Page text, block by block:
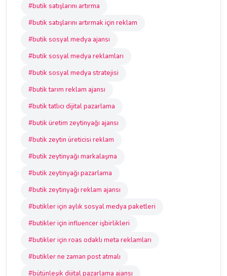
#butik satışlarını artırma
#butik satışlarını artırmak için reklam
#butik sosyal medya ajansı
#butik sosyal medya reklamları
#butik sosyal medya stratejisi
#butik tarım reklam ajansı
#butik tatlıcı dijital pazarlama
#butik üretim zeytinyağı ajansı
#butik zeytin üreticisi reklam
#butik zeytinyağı markalaşma
#butik zeytinyağı pazarlama
#butik zeytinyağı reklam ajansı
#butikler için aylık sosyal medya paketleri
#butikler için influencer işbirlikleri
#butikler için roas odaklı meta reklamları
#butikler ne zaman post atmalı
#bütünleşik dijital pazarlama ajansı